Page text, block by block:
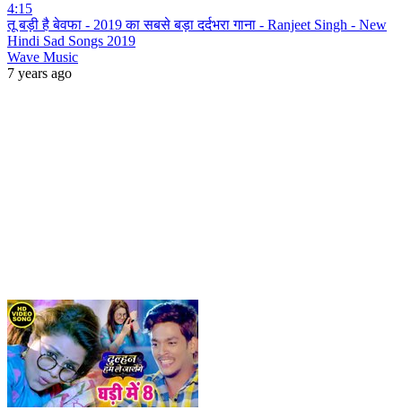
4:15
तू बड़ी है बेवफा - 2019 का सबसे बड़ा दर्दभरा गाना - Ranjeet Singh - New
Hindi Sad Songs 2019
Wave Music
7 years ago